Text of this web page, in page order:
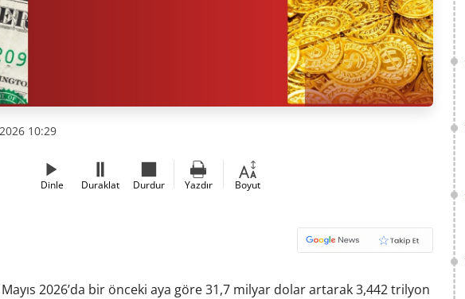
10:29
Dinle Duraklat Durdur Yazdır Boyut
2026’da bir önceki aya göre 31,7 milyar dolar artarak 3,442 trilyon